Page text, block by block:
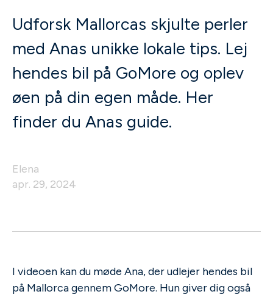
Udforsk Mallorcas skjulte perler
med Anas unikke lokale tips. Lej
hendes bil på GoMore og oplev
øen på din egen måde. Her
finder du Anas guide.
Elena
apr. 29, 2024
I videoen kan du møde Ana, der udlejer hendes bil
på Mallorca gennem GoMore. Hun giver dig også